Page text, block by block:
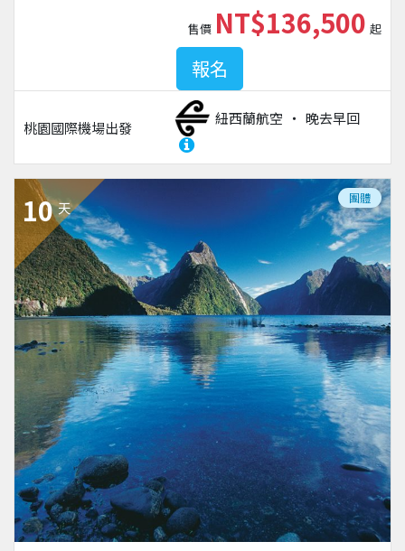
桃園國際機場出發
紐西蘭航空 晚去早回
售價 NT$136,500 起
報名
10 天
團體